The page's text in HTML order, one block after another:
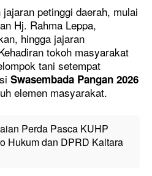
petinggi daerah, mulai
Hj. Rahma Leppa,
hingga jajaran
tokoh masyarakat
tani setempat
Swasembada Pangan 2026
elemen masyarakat.
Perda Pasca KUHP
Hukum dan DPRD Kaltara